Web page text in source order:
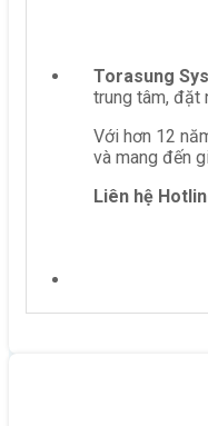
Torasung
trung tâm, đặt
Với hơn 12
và mang đến
Liên hệ